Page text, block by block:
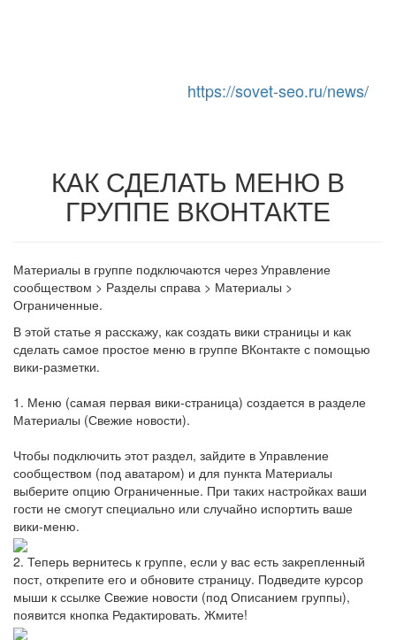
https://sovet-seo.ru/news/
Toggle Navigation
КАК СДЕЛАТЬ МЕНЮ В
ГРУППЕ ВКОНТАКТЕ
Материалы в группе подключаются через Управление
сообществом > Разделы справа > Материалы >
Ограниченные.
В этой статье я расскажу, как создать вики страницы и как
сделать самое простое меню в группе ВКонтакте с помощью
вики-разметки.
1. Меню (самая первая вики-страница) создается в разделе
Материалы (Свежие новости).
Чтобы подключить этот раздел, зайдите в Управление
сообществом (под аватаром) и для пункта Материалы
выберите опцию Ограниченные. При таких настройках ваши
гости не смогут специально или случайно испортить ваше
вики-меню.
2. Теперь вернитесь к группе, если у вас есть закрепленный
пост, открепите его и обновите страницу. Подведите курсор
мыши к ссылке Свежие новости (под Описанием группы),
появится кнопка Редактировать. Жмите!